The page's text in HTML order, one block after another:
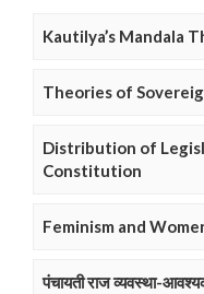
Kautilya’s Mandala
Theories of
Distribution of
Constitution
Feminism and
पंचायती राज व्यवस्था-